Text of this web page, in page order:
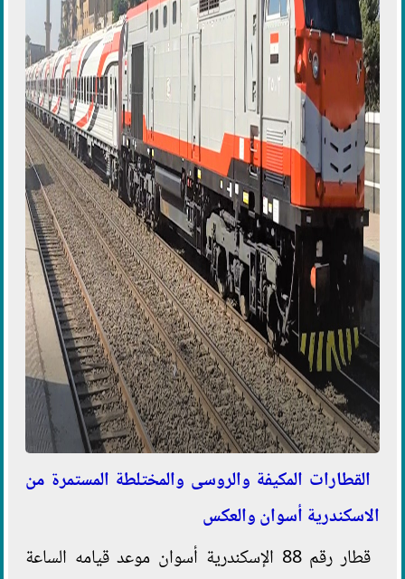
القطارات المكيفة والروسى والمختلطة المستمرة من
الاسكندرية أسوان والعكس
قطار رقم 88 الإسكندرية أسوان موعد قيامه الساعة